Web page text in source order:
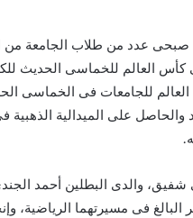
عدد من طلاب الجامعة من
للجامعات فى الخماسى
على الميدالية الذهبية
والدى البطلين أحمد
البالغ فى مسيرتهما الرياضية،